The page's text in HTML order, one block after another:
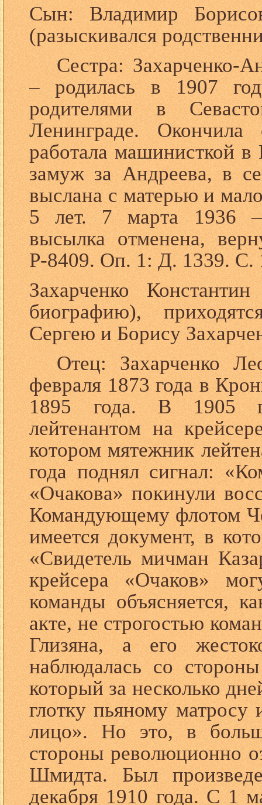
Сын: Владимир
(разыскивался
Сестра: Захарченко-
– родилась в 1907
родителями в
Ленинграде.
работала машинисткой
замуж за Андреева, в
выслана с матерью и
5 лет. 7 марта 1936
высылка отменена,
Р-8409. Оп. 1: Д. 1339. С.
Захарченко
биографию),
Сергею и Борису
Отец: Захарченко
февраля 1873 года в
1895 года. В 1905
лейтенантом на
котором мятежник
года поднял сигнал:
«Очакова» покинули
Командующему флотом
имеется документ, в
«Свидетель мичман
крейсера «Очаков»
команды объясняется,
акте, не строгостью
Глизяна, а его
наблюдалась со
который за несколько
глотку пьяному матросу
лицо». Но это, в
стороны революционно
Шмидта. Был
декабря 1910 года. С 1